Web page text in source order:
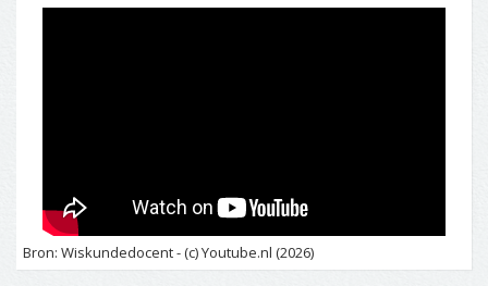
Bron: Wiskundedocent - (c) Youtube.nl (2026)